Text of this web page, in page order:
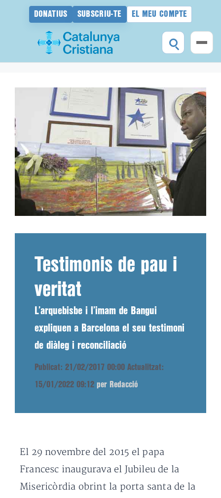
DONATIUS SUBSCRIU-TE EL MEU COMPTE
Testimonis de pau i
veritat
L’arquebisbe i l’imam de Bangui
expliquen a Barcelona el seu testimoni
de diàleg i reconciliació
Publicat: 21/02/2017 00:00 Actualitzat:
15/01/2022 09:12 per Redacció
El 29 novembre del 2015 el papa
Francesc inaugurava el Jubileu de la
Misericòrdia obrint la porta santa de la